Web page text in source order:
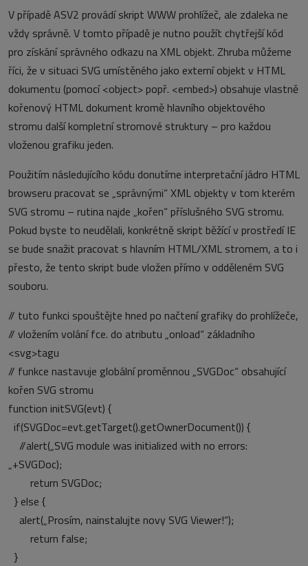
V případě ASV2 provádí skript WWW prohlížeč, ale zdaleka ne
vždy správně. V tomto případě je nutno použít chytřejší kód
pro získání správného odkazu na XML objekt. Zhruba můžeme
říci, že v situaci SVG umístěného jako externí objekt v HTML
dokumentu (pomocí <object> popř. <embed>) obsahuje vlastně
kořenový HTML dokument kromě hlavního objektového
stromu další kompletní stromové struktury – pro každou
vloženou grafiku jeden.
Použitím následujícího kódu donutíme interpretační jádro HTML
browseru pracovat se „správnými“ XML objekty v tom kterém
SVG stromu – rutina najde „kořen“ příslušného SVG stromu.
Pokud byste to neudělali, konkrétně skript běžící v prostředí IE
se bude snažit pracovat s hlavním HTML/XML stromem, a to i
přesto, že tento skript bude vložen přímo v odděleném SVG
souboru.
// tuto funkci spouštějte hned po načtení grafiky do prohlížeče,
// vložením volání fce. do atributu „onload“ základního
<svg>tagu
// funkce nastavuje globální proměnnou „SVGDoc“ obsahující
kořen SVG stromu
function initSVG(evt) {
if(SVGDoc=evt.getTarget().getOwnerDocument()) {
//alert(„SVG module was initialized with no errors:
„+SVGDoc);
return SVGDoc;
} else {
alert(„Prosím, nainstalujte novy SVG Viewer!“);
return false;
}